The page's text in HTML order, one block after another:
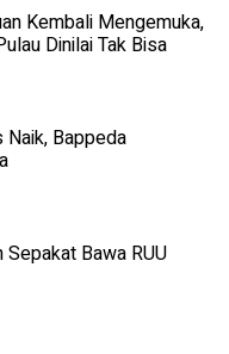
Kembali Mengemuka,
Dinilai Tak Bisa
Bappeda
Bawa RUU